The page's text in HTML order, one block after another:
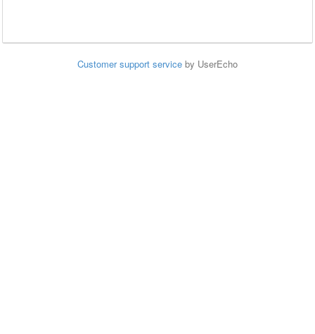
Customer support service by UserEcho